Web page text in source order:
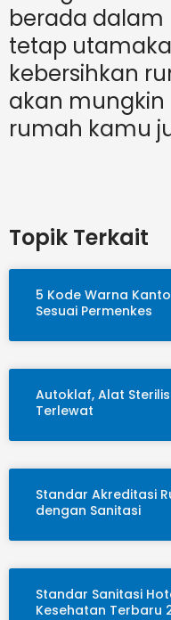
berada dalam
tetap
kebersihkan
akan mungkin
rumah kamu
Topik Terkait
5 Kode Warna
Sesuai Permenkes
Autoklaf, Alat
Terlewat
Standar Akreditasi
dengan Sanitasi
Standar Sanitasi
Kesehatan Terbaru